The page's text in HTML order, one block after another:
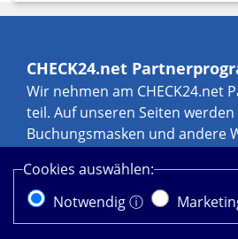
CHECK24.net
Wir nehmen am CHECK24.net
teil. Auf unseren Seiten werden
Buchungsmasken und andere
zum Beispiel durch Leads und
Werbekostenerstattung
Informationen zur
Cookies auswählen:
Notwendig ⓘ